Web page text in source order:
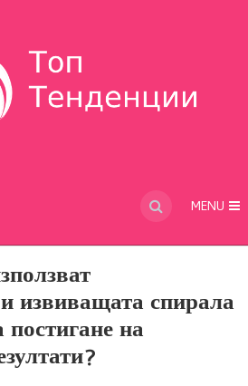
MENU
извиващата спирала
на